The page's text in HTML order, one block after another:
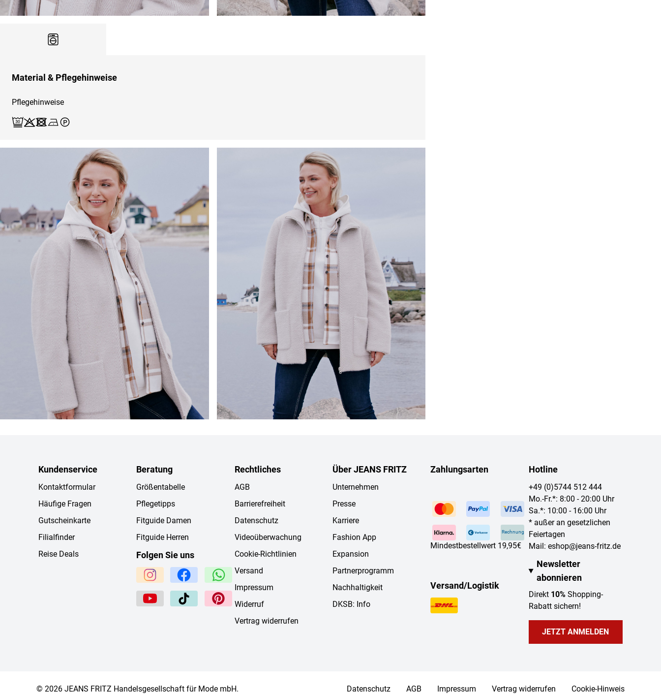
Material & Pflegehinweise
Pflegehinweise
Kundenservice
Kontaktformular
Häufige Fragen
Gutscheinkarte
Filialfinder
Reise Deals
Beratung
Größentabelle
Pflegetipps
Fitguide Damen
Fitguide Herren
Folgen Sie uns
Rechtliches
AGB
Barrierefreiheit
Datenschutz
Videoüberwachung
Cookie-Richtlinien
Versand
Impressum
Widerruf
Vertrag widerrufen
Über JEANS FRITZ
Unternehmen
Presse
Karriere
Fashion App
Expansion
Partnerprogramm
Nachhaltigkeit
DKSB: Info
Zahlungsarten
Rechnung
Mindestbestellwert 19,95€
Versand/Logistik
Hotline
+49 (0)5744 512 444
Mo.-Fr.*: 8:00 - 20:00 Uhr
Sa.*: 10:00 - 16:00 Uhr
* außer an gesetzlichen
Feiertagen
Mail: eshop@jeans-fritz.de
Newsletter
abonnieren
Direkt 10%Shopping-
Rabatt sichern!
JETZT ANMELDEN
© 2026 JEANS FRITZ Handelsgesellschaft für Mode mbH. Datenschutz AGB Impressum Vertrag widerrufen Cookie-Hinweis